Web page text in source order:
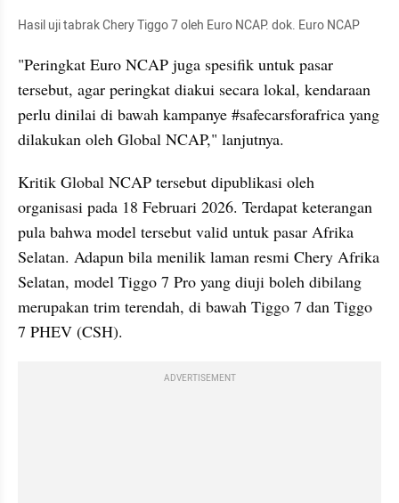
Hasil uji tabrak Chery Tiggo 7 oleh Euro NCAP. dok. Euro NCAP
"Peringkat Euro NCAP juga spesifik untuk pasar
tersebut, agar peringkat diakui secara lokal, kendaraan
perlu dinilai di bawah kampanye #safecarsforafrica yang
dilakukan oleh Global NCAP," lanjutnya.
Kritik Global NCAP tersebut dipublikasi oleh
organisasi pada 18 Februari 2026. Terdapat keterangan
pula bahwa model tersebut valid untuk pasar Afrika
Selatan. Adapun bila menilik laman resmi Chery Afrika
Selatan, model Tiggo 7 Pro yang diuji boleh dibilang
merupakan trim terendah, di bawah Tiggo 7 dan Tiggo
7 PHEV (CSH).
ADVERTISEMENT